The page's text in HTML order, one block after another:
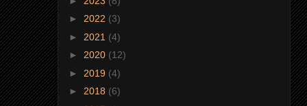
► 2022 (3)
► 2021 (4)
► 2020 (12)
► 2019 (4)
► 2018 (6)